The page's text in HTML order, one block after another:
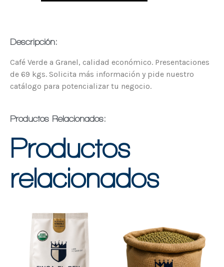
Descripción:
Café Verde a Granel, calidad económico. Presentaciones
de 69 kgs. Solicita más información y pide nuestro
catálogo para potencializar tu negocio.
Productos Relacionados:
Productos
relacionados